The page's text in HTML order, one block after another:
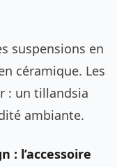
suspensions en
céramique. Les
: un tillandsia
ambiante.
: l’accessoire